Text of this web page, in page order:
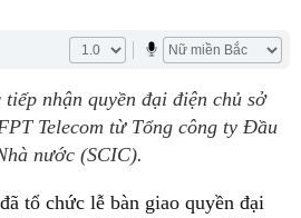
nhận quyền đại điện chủ sở
Telecom từ Tổng công ty Đầu
nước (SCIC).
tổ chức lễ bàn giao quyền đại